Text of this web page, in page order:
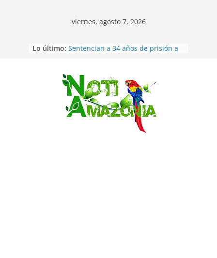
Saltar
viernes, agosto 7, 2026
Lo último: desaparecidos fueron encontrados
implicados en caso de Alison,
oriunda de Tena
Vozinha, el arquero sensación de
cabo Verde, ya llegó para
incorporarse a Colo Colo de Chile
Pastaza: la parroquia Diez de